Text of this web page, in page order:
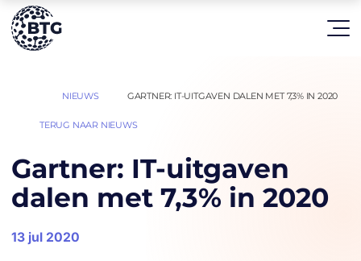
TERUG NAAR NIEUWS
NIEUWS GARTNER: IT-UITGAVEN DALEN MET 7,3% IN 2020
Gartner: IT-uitgaven
dalen met 7,3% in 2020
13 jul 2020